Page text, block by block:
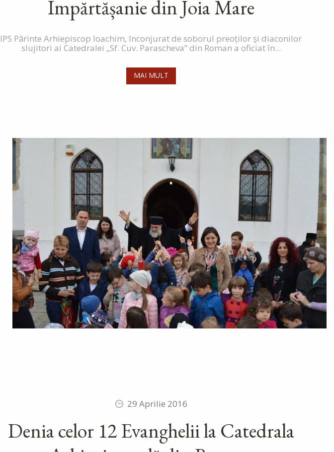
Împărtășanie din Joia Mare
IPS Părinte Arhiepiscop Ioachim, înconjurat de soborul preoților și diaconilor
slujitori ai Catedralei „Sf. Cuv. Parascheva” din Roman a oficiat în...
MAI MULT
29 Aprilie 2016
Denia celor 12 Evanghelii la Catedrala